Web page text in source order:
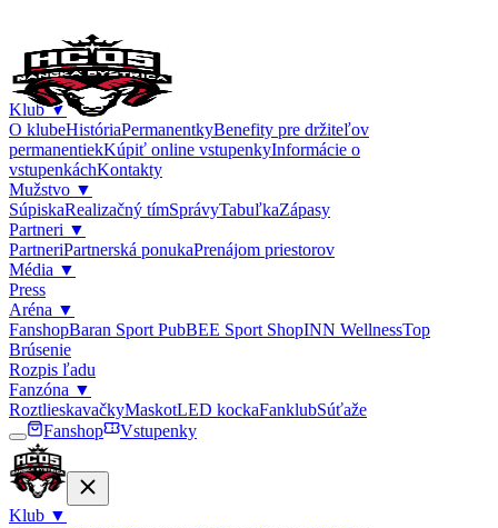
Klub▼
O klubeHistóriaPermanentkyBenefity pre držiteľov
permanentiekKúpiť online vstupenkyInformácie o
vstupenkáchKontakty
Mužstvo ▼
SúpiskaRealizačný tímSprávyTabuľkaZápasy
Partneri ▼
PartneriPartnerská ponukaPrenájom priestorov
Média ▼
Press
Aréna ▼
FanshopBaran Sport PubBEE Sport ShopINN WellnessTop
Brúsenie
Rozpis ľadu
Fanzóna ▼
RoztlieskavačkyMaskotLED kockaFanklubSúťaže
Fanshop
Vstupenky
Klub ▼